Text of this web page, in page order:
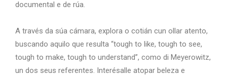
documental e de rúa.
A través da súa cámara, explora o cotián cun ollar atento,
buscando aquilo que resulta “tough to like, tough to see,
tough to make, tough to understand”, como di Meyerowitz,
un dos seus referentes. Interésalle atopar beleza e